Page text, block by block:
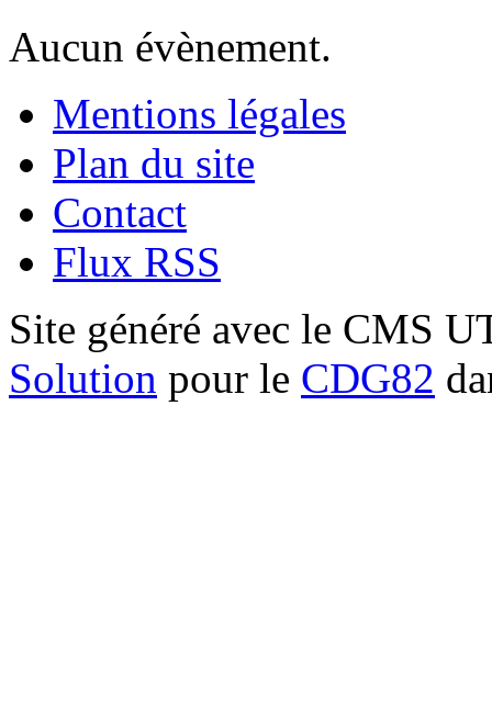
Aucun évènement.
Mentions légales
Plan du site
Contact
Flux RSS
Site généré avec le CMS
Solution pour le CDG82